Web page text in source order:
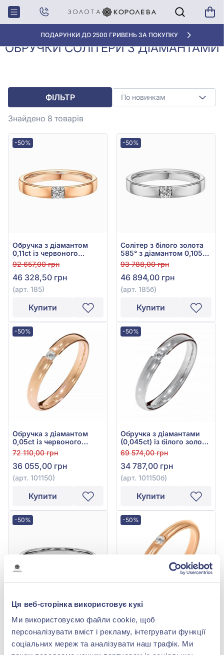
Ця веб-сторінка використовує кукі
Ми використовуємо файли cookie, щоб
персоналізувати вміст і рекламу, інтегрувати функції
соціальних мереж та аналізувати наш трафік. Ми
АКЦІЯ ДЛЯ КЛІЄНТІВ "НОВА ПОШТА"
Головна
Обручки з
діамантами
Обручки солітери з
діамантами
ОБРУЧКИ СОЛІТЕРИ З ДІАМАНТАМИ
ФІЛЬТР По новинкам
Знайдено 8 товарів
-50%
Обручка з діамантом
0,11ct із червоного
золота 585°, арт. 185
92 657,00 грн
46 328,50 грн
(арт. 185)
Купити
-50%
Солітер з білого золота
585° з діамантом 0,105ct,
арт. 185б
93 788,00 грн
46 894,00 грн
(арт. 185б)
Купити
-50%
Обручка з діамантом
0,05ct із червоного
золота 585°, арт. 101150
72 110,00 грн
36 055,00 грн
(арт. 101150)
Купити
-50%
Обручка з діамантами
(0,045ct) із білого золота
585°, арт. 101150б
69 574,00 грн
34 787,00 грн
(арт. 101150б)
Купити
-50%
Обручка з діамантом
0,011ct із білого золота
585°, арт. 301б
43 867,00 грн
-50%
Обручка з діамантом
0,025ct із червоного
золота 585°, арт. 101151
44 716,00 грн